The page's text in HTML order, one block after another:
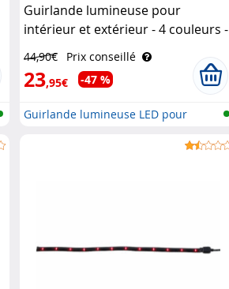
Guirlande lumineuse pour
intérieur et extérieur - 4 couleurs -
44,90€ Prix conseillé
23,95€ -47 %
Guirlande lumineuse LED pour